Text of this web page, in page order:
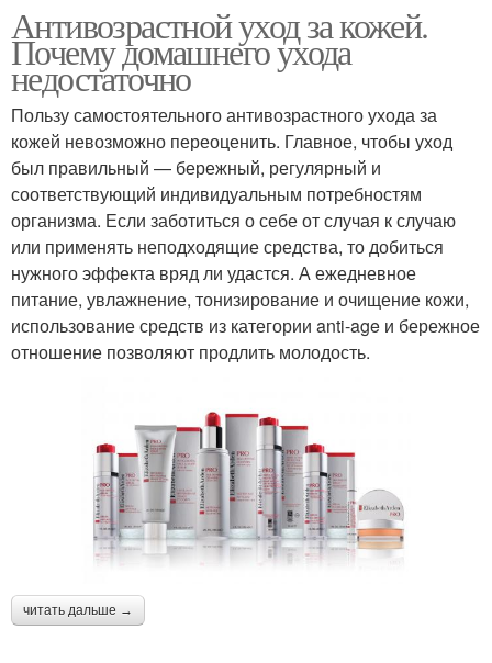
Антивозрастной уход за кожей.
Почему домашнего ухода
недостаточно
Пользу самостоятельного антивозрастного ухода за
кожей невозможно переоценить. Главное, чтобы уход
был правильный — бережный, регулярный и
соответствующий индивидуальным потребностям
организма. Если заботиться о себе от случая к случаю
или применять неподходящие средства, то добиться
нужного эффекта вряд ли удастся. А ежедневное
питание, увлажнение, тонизирование и очищение кожи,
использование средств из категории anti-age и бережное
отношение позволяют продлить молодость.
читать дальше →